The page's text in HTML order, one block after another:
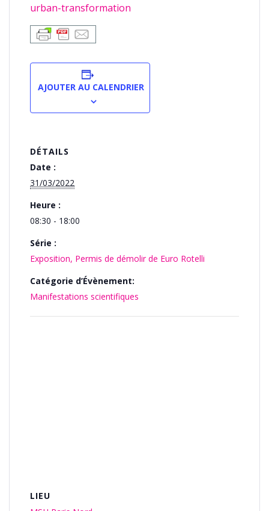
urban-transformation
AJOUTER AU CALENDRIER
DÉTAILS
Date :
31/03/2022
Heure :
08:30 - 18:00
Série :
Exposition, Permis de démolir de Euro Rotelli
Catégorie d’Évènement:
Manifestations scientifiques
LIEU